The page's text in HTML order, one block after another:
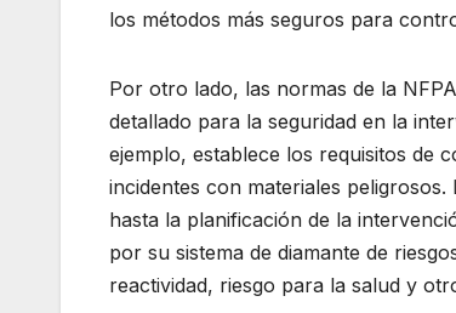
los métodos más seguros para
Por otro lado, las normas de la
detallado para la seguridad en la
ejemplo, establece los requisitos de
incidentes con materiales
hasta la planificación de la
por su sistema de diamante de
reactividad, riesgo para la salud y